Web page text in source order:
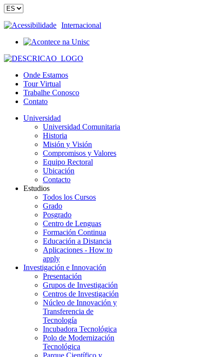
Acessibilidade Internacional
Onde Estamos
Tour Virtual
Trabalhe Conosco
Contato
Universidad
Universidad Comunitaria
Historia
Misión y Visión
Compromisos y Valores
Equipo Rectoral
Ubicación
Contacto
Estudios
Todos los Cursos
Grado
Posgrado
Centro de Lenguas
Formación Continua
Educación a Distancia
Aplicaciones - How to
apply
Investigación e Innovación
Presentación
Grupos de Investigación
Centros de Investigación
Núcleo de Innovación y
Transferencia de
Tecnología
Incubadora Tecnológica
Polo de Modernización
Tecnológica
Parque Científico y